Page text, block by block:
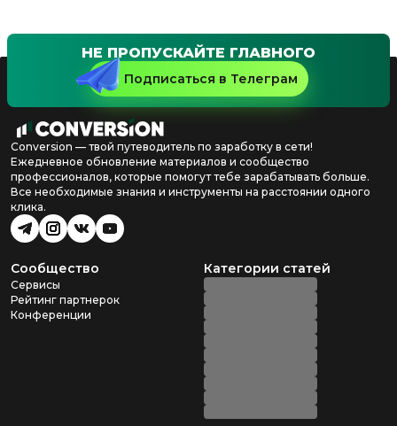
НЕ ПРОПУСКАЙТЕ ГЛАВНОГО
Подписаться в Телеграм
Conversion — твой путеводитель по заработку в сети!
Ежедневное обновление материалов и сообщество
профессионалов, которые помогут тебе зарабатывать больше.
Все необходимые знания и инструменты на расстоянии одного
клика.
Сообщество
Сервисы
Рейтинг партнерок
Конференции
Категории статей